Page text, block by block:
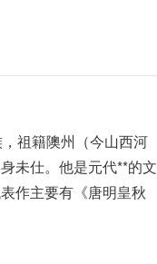
祖籍隩州（今山西河
未仕。他是元代**的文
作主要有《唐明皇秋